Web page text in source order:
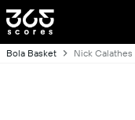
Bola Basket Nick Calathes